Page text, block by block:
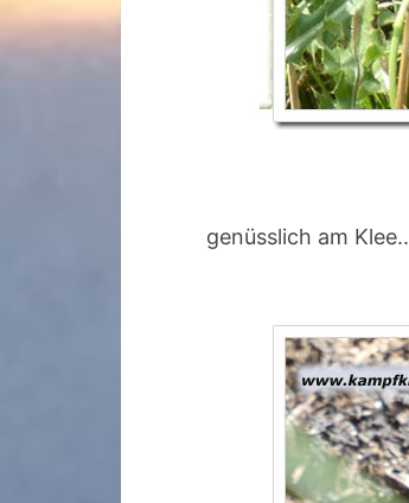
genüsslich am Klee..